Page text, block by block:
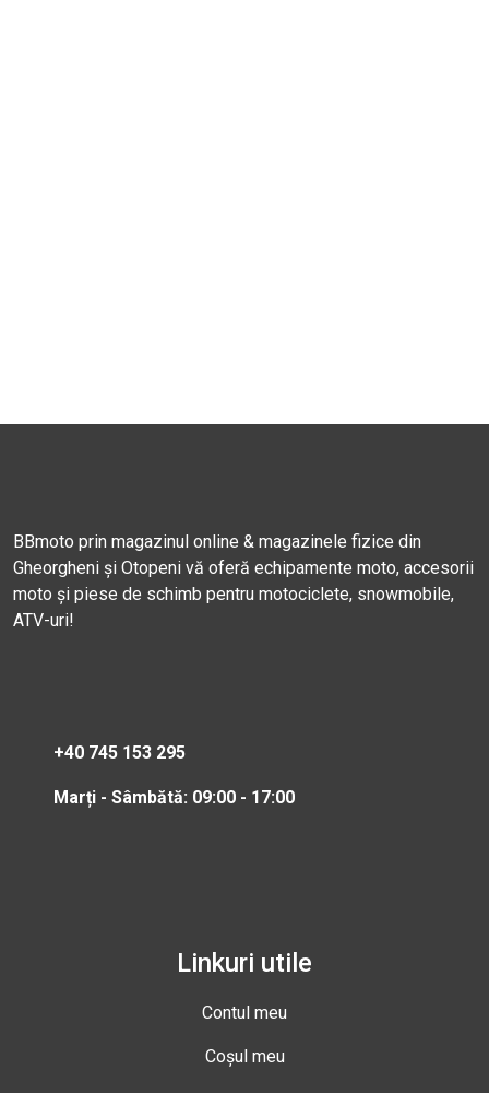
BBmoto prin magazinul online & magazinele fizice din
Gheorgheni și Otopeni vă oferă echipamente moto, accesorii
moto și piese de schimb pentru motociclete, snowmobile,
ATV-uri!
+40 745 153 295
Marți - Sâmbătă: 09:00 - 17:00
Linkuri utile
Contul meu
Coșul meu